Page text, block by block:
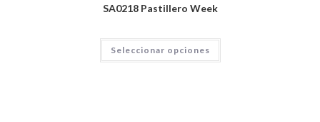
SA0218 Pastillero Week
Seleccionar opciones